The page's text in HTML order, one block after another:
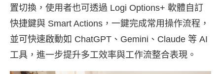
置切換，使用者也可透過 Logi Options+ 軟體自訂
快捷鍵與 Smart Actions，一鍵完成常用操作流程，
並可快速啟動如 ChatGPT、Gemini、Claude 等 AI
工具，進一步提升多工效率與工作流整合表現。